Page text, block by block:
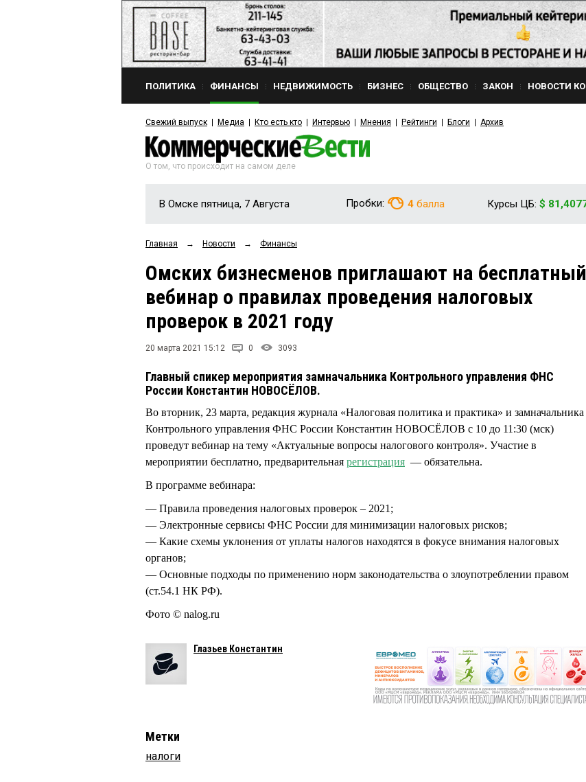
ПОЛИТИКА ФИНАНСЫ НЕДВИЖИМОСТЬ БИЗНЕС ОБЩЕСТВО ЗАКОН НОВОСТИ
Свежий выпуск Медиа Кто есть кто Интервью Мнения Рейтинги Блоги Архив
О том, что происходит на самом деле
В Омске пятница, 7 Августа Пробки: 4 балла Курсы ЦБ: $
Главная → Новости → Финансы
Омских бизнесменов приглашают на бесплатный
вебинар о правилах проведения налоговых
проверок в 2021 году
20 марта 2021 15:12 0 3093
Главный спикер мероприятия замначальника Контрольного управления ФНС
России Константин НОВОСЁЛОВ.
Во вторник, 23 марта, редакция журнала «Налоговая политика и практика» и замначальника
Контрольного управления ФНС России Константин НОВОСЁЛОВ с 10 до 11:30 (мск)
проведут вебинар на тему «Актуальные вопросы налогового контроля». Участие в
мероприятии бесплатно, предварительная регистрация — обязательна.
В программе вебинара:
— Правила проведения налоговых проверок – 2021;
— Электронные сервисы ФНС России для минимизации налоговых рисков;
— Какие схемы уклонения от уплаты налогов находятся в фокусе внимания налоговых
органов;
— Основные подходы по применению норм законодательства о злоупотреблении правом
(ст.54.1 НК РФ).
Фото © nalog.ru
Глазьев Константин
Метки
налоги